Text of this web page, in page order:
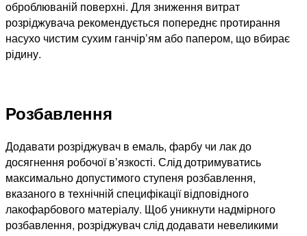
оброблюваній поверхні. Для зниження витрат
розріджувача рекомендується попереднє протирання
насухо чистим сухим ганчір’ям або папером, що вбирає
рідину.
Розбавлення
Додавати розріджувач в емаль, фарбу чи лак до
досягнення робочої в’язкості. Слід дотримуватись
максимально допустимого ступеня розбавлення,
вказаного в технічній специфікації відповідного
лакофарбового матеріалу. Щоб уникнути надмірного
розбавлення, розріджувач слід додавати невеликими